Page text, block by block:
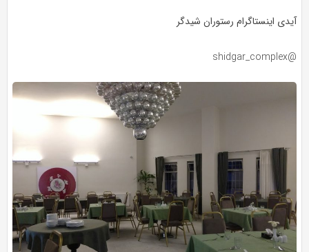
آیدی اینستاگرام رستوران شیدگر
@shidgar_complex